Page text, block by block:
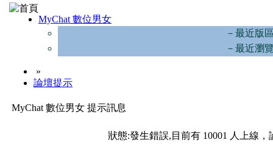
MyChat 數位男女
－最近版
－最近瀏
»
論壇提示
MyChat 數位男女 提示訊息
狀態:發生錯誤,目前有 10001 人上線